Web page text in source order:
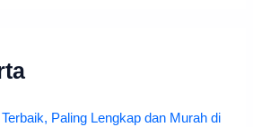
Paling Lengkap dan Murah di